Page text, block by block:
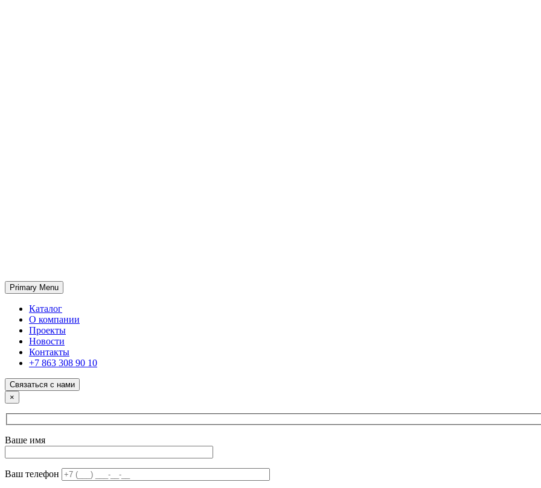
ГК «SABONE»
Оптовые поставки отделочных материалов и оборудования
Primary Menu
Каталог
О компании
Проекты
Новости
Контакты
+7 863 308 90 10
Связаться с нами
×
Ваше имя
Ваш телефон